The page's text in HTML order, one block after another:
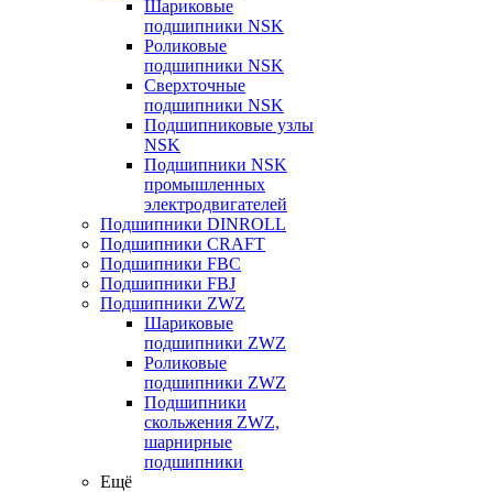
Шариковые
подшипники NSK
Роликовые
подшипники NSK
Сверхточные
подшипники NSK
Подшипниковые узлы
NSK
Подшипники NSK
промышленных
электродвигателей
Подшипники DINROLL
Подшипники CRAFT
Подшипники FBC
Подшипники FBJ
Подшипники ZWZ
Шариковые
подшипники ZWZ
Роликовые
подшипники ZWZ
Подшипники
скольжения ZWZ,
шарнирные
подшипники
Ещё